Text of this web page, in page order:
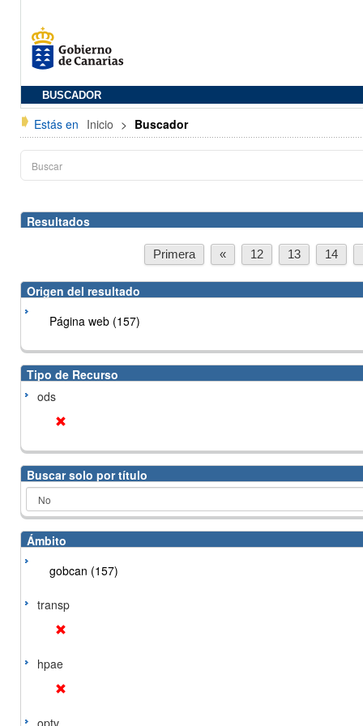
BUSCADOR
Estás en Inicio > Buscador
Resultados
Primera « 12 13 14
Origen del resultado
Página web (157)
Tipo de Recurso
ods
Buscar solo por título
Ámbito
gobcan (157)
transp
hpae
optv